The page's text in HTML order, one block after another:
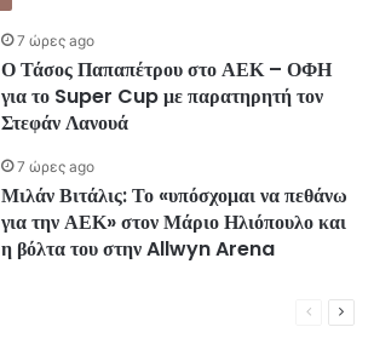
7 ώρες ago
Ο Τάσος Παπαπέτρου στο ΑΕΚ – ΟΦΗ
για το Super Cup με παρατηρητή τον
Στεφάν Λανουά
7 ώρες ago
Μιλάν Βιτάλις: Το «υπόσχομαι να πεθάνω
για την ΑΕΚ» στον Μάριο Ηλιόπουλο και
η βόλτα του στην Allwyn Arena
Previous
Next